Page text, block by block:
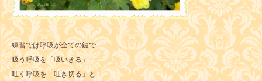
練習では呼吸が全ての鍵で
吸う呼吸を「吸いきる」
吐く呼吸を「吐き切る」と